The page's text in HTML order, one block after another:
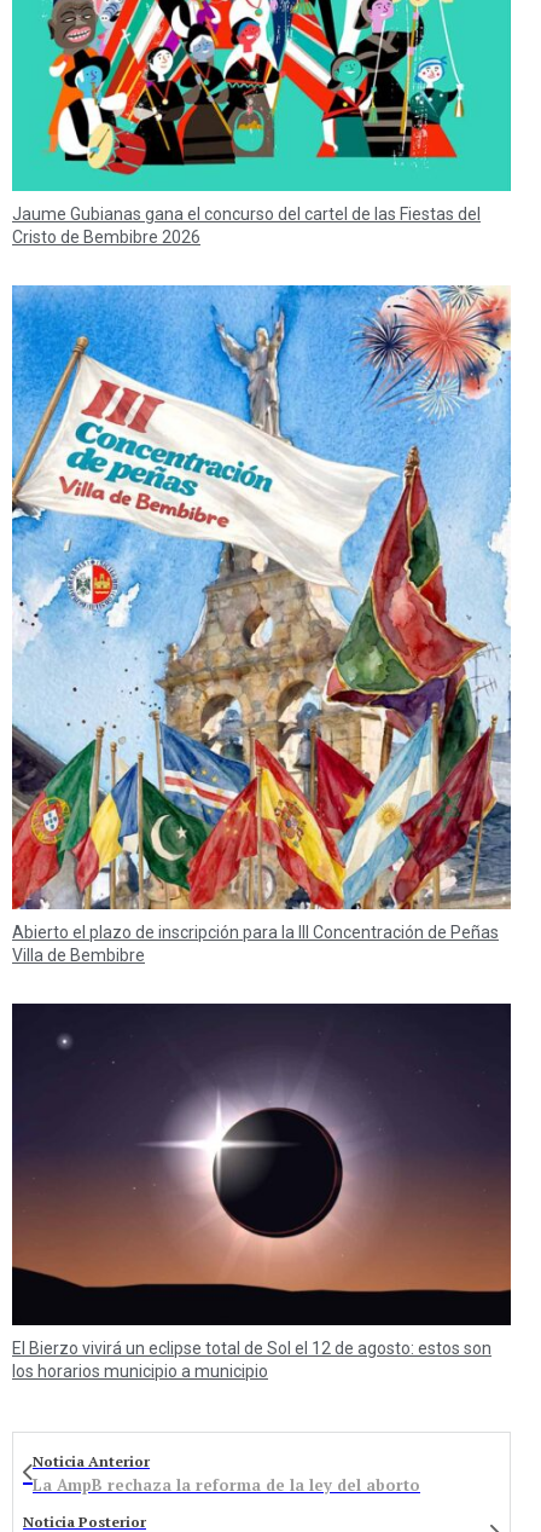
Jaume Gubianas gana el concurso del cartel de las Fiestas del
Cristo de Bembibre 2026
Abierto el plazo de inscripción para la III Concentración de Peñas
Villa de Bembibre
El Bierzo vivirá un eclipse total de Sol el 12 de agosto: estos son
los horarios municipio a municipio
Noticia Anterior
La AmpB rechaza la reforma de la ley del aborto
Noticia Posterior